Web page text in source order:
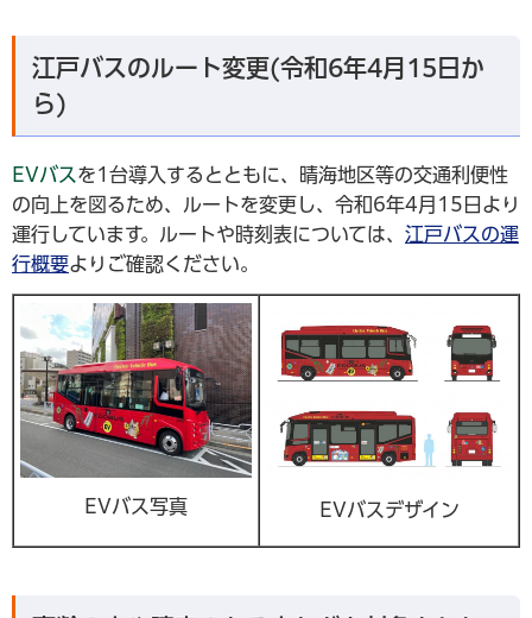
江戸バスのルート変更(令和6年4月15日か
ら)
EVバス を1台導入するとともに、晴海地区等の交通利便性
の向上を図るため、ルートを変更し、令和6年4月15日より
運行しています。ルートや時刻表については、 江戸バスの運
行概要よりご確認ください。
EVバス写真 EVバスデザイン